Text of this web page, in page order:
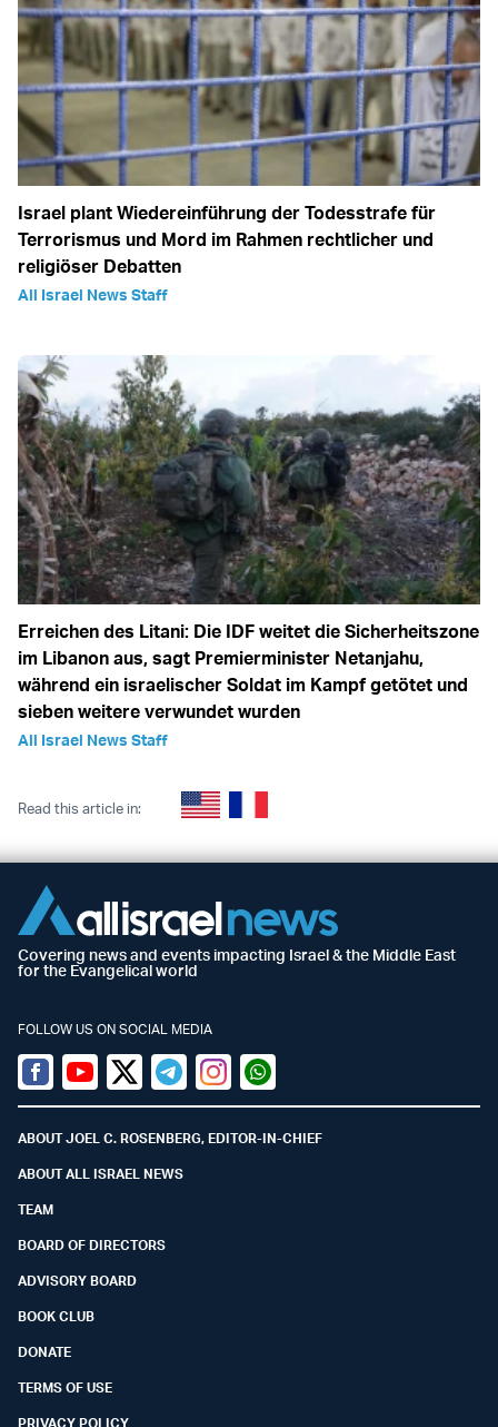
Israel plant Wiedereinführung der Todesstrafe für
Terrorismus und Mord im Rahmen rechtlicher und
religiöser Debatten
All Israel News Staff
Erreichen des Litani: Die IDF weitet die Sicherheitszone
im Libanon aus, sagt Premierminister Netanjahu,
während ein israelischer Soldat im Kampf getötet und
sieben weitere verwundet wurden
All Israel News Staff
Read this article in:
Covering news and events impacting Israel & the Middle East
for the Evangelical world
FOLLOW US ON SOCIAL MEDIA
Facebook
YoutubeTwitter (X)
TelegramInstagramWhatsapp
ABOUT JOEL C. ROSENBERG, EDITOR-IN-CHIEF
ABOUT ALL ISRAEL NEWS
TEAM
BOARD OF DIRECTORS
ADVISORY BOARD
BOOK CLUB
DONATE
TERMS OF USE
PRIVACY POLICY